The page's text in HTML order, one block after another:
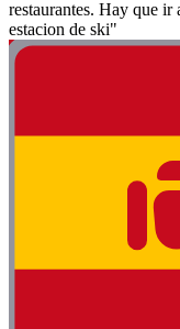
restaurantes. Hay que ir
estacion de ski"